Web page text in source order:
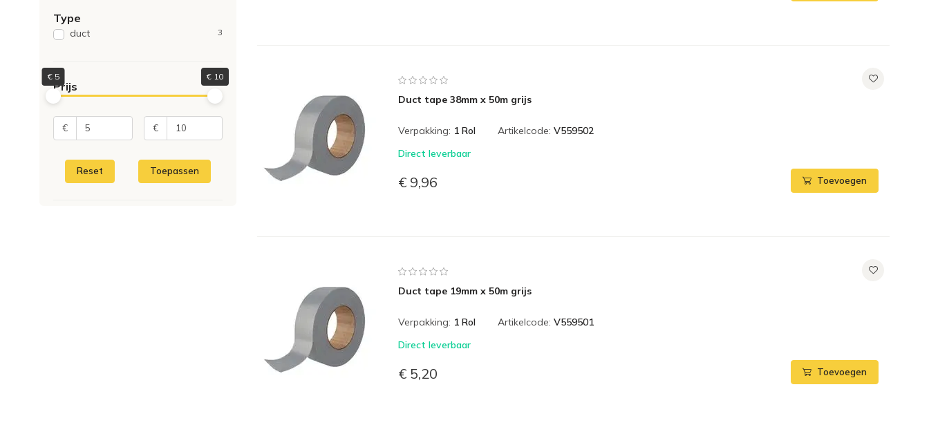
Type
duct 3
Prijs
€ 5 € 10
€ €
Reset Toepassen
Duct tape 38mm x 50m grijs
Verpakking: 1 Rol Artikelcode: V559502
Direct leverbaar
€ 9,96 Toevoegen
Duct tape 19mm x 50m grijs
Verpakking: 1 Rol Artikelcode: V559501
Direct leverbaar
€ 5,20 Toevoegen